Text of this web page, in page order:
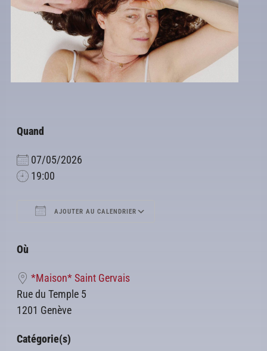
Quand
07/05/2026
19:00
AJOUTER AU CALENDRIER
Où
*Maison* Saint Gervais
Rue du Temple 5
1201 Genève
Catégorie(s)